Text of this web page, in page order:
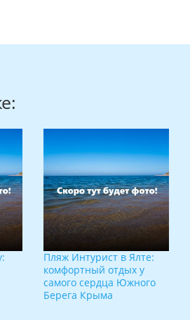
Пляж Интурист в Ялте:
комфортный отдых у
самого сердца Южного